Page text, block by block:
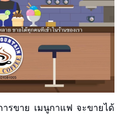
รขาย เมนูกาแฟ จะขายได้